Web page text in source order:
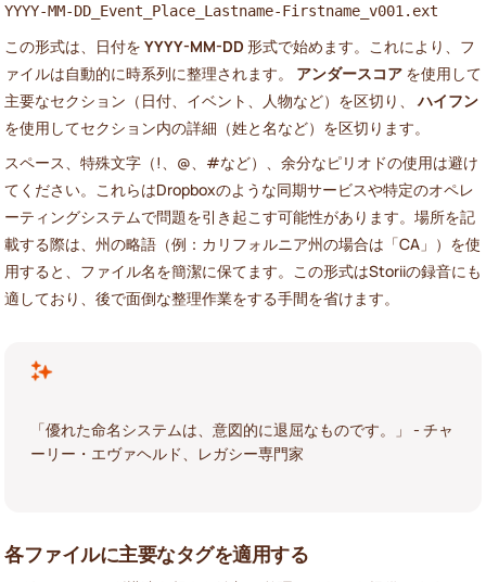
YYYY-MM-DD_Event_Place_Lastname-Firstname_v001.ext
この形式は、日付を YYYY-MM-DD 形式で始めます。これにより、フ
ァイルは自動的に時系列に整理されます。 アンダースコア を使用して
主要なセクション（日付、イベント、人物など）を区切り、ハイフン
を使用してセクション内の詳細（姓と名など）を区切ります。
スペース、特殊文字（!、@、#など）、余分なピリオドの使用は避け
てください。これらはDropboxのような同期サービスや特定のオペレ
ーティングシステムで問題を引き起こす可能性があります。場所を記
載する際は、州の略語（例：カリフォルニア州の場合は「CA」）を使
用すると、ファイル名を簡潔に保てます。この形式はStoriiの録音にも
適しており、後で面倒な整理作業をする手間を省けます。
「優れた命名システムは、意図的に退屈なものです。」 - チャ
ーリー・エヴァヘルド、レガシー専門家
各ファイルに主要なタグを適用する